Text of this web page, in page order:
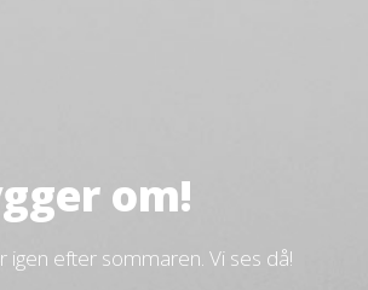
om!
igen efter sommaren. Vi ses då!